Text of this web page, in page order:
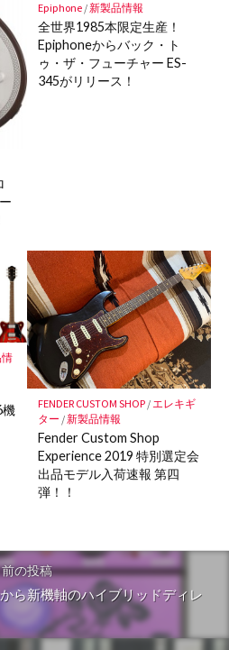
Epiphone/新製品情報
全世界1985本限定生産！
Epiphoneからバック・ト
ゥ・ザ・フューチャー ES-
345がリリース！
FENDER CUSTOM SHOP/ エレキギ
ター /新製品情報
Fender Custom Shop
Experience 2019 特別選定会
出品モデル入荷速報 第四
弾！！
前の投稿
から新機軸のハイブリッドディレ